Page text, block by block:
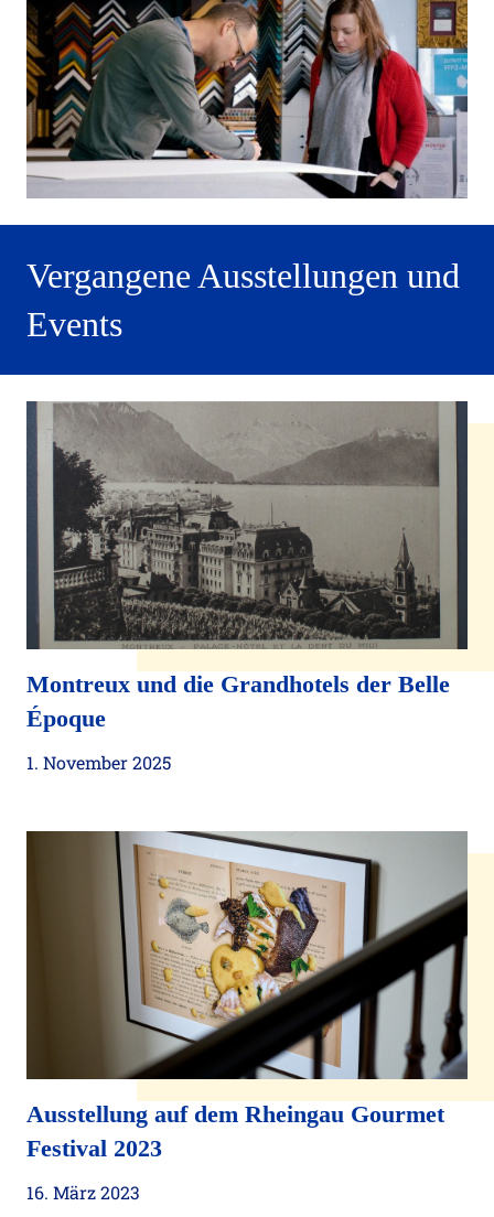
Vergangene Ausstellungen und
Events
Montreux und die Grandhotels der Belle
Époque
1. November 2025
Ausstellung auf dem Rheingau Gourmet
Festival 2023
16. März 2023